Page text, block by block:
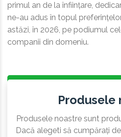
primul an de la înființare,
ne-au adus în topul
astăzi, în 2026, pe podiumul
companii din domeniu.
Produsele
Produsele noastre sunt
Dacă alegeti să cumpărați